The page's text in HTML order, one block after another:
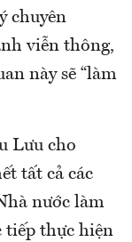
chuyên
viễn thông,
này sẽ “làm
Lưu cho
tất cả các
nước làm
tiếp thực hiện